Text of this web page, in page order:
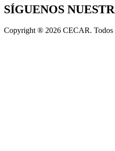
SÍGUENOS
Copyright ® 2026 CECAR. Todos